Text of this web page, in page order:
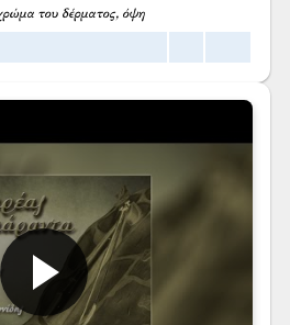
του δέρματος, όψη